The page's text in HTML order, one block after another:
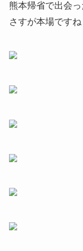
熊本帰省で出会っ
さすが本場ですね